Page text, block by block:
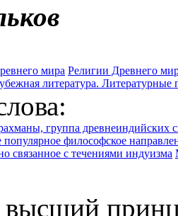
мира Религии Древнего
литература. Литературные
группа древнеиндийских
философское
связанное с течениями индуизма
высший